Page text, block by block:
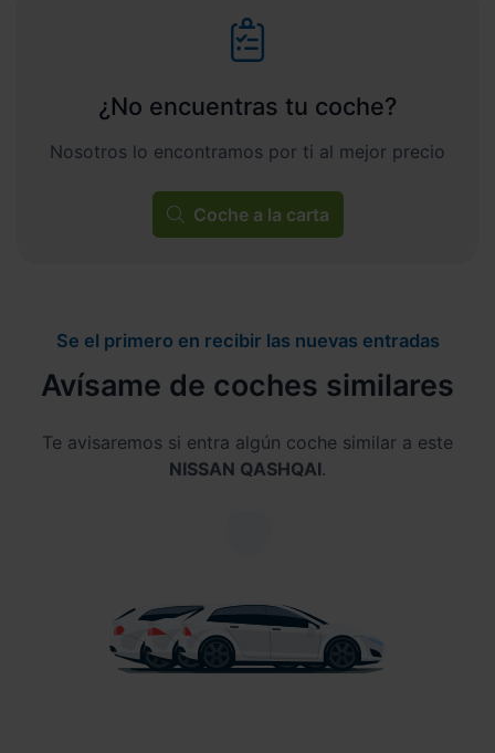
¿No encuentras tu coche?
Nosotros lo encontramos por ti al mejor precio
Coche a la carta
Se el primero en recibir las nuevas entradas
Avísame de coches similares
Te avisaremos si entra algún coche similar a este
NISSAN QASHQAI.